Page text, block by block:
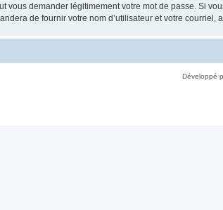
vous demander légitimement votre mot de passe. Si
de fournir votre nom d’utilisateur et votre
Développé